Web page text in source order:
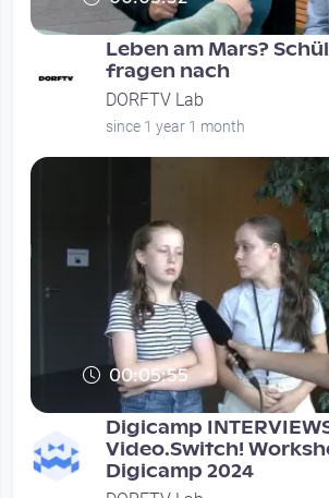
Leben am Mars?
fragen nach
DORFTV Lab
since 1 year 1 month
00:05:55
Digicamp
Video.Switch!
Digicamp 2024